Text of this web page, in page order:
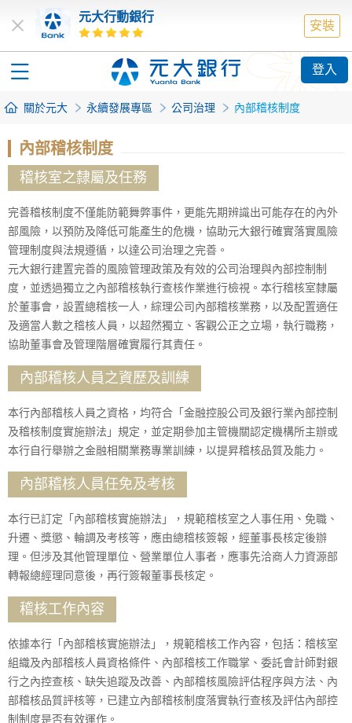
元大行動銀行
安裝
登入
關於元大 永續發展專區 公司治理 內部稽核制度
內部稽核制度
稽核室之隸屬及任務
完善稽核制度不僅能防範舞弊事件，更能先期辨識出可能存在的內外
部風險，以預防及降低可能產生的危機，協助元大銀行確實落實風險
管理制度與法規遵循，以達公司治理之完善。
元大銀行建置完善的風險管理政策及有效的公司治理與內部控制制
度，並透過獨立之內部稽核執行查核作業進行檢視。本行稽核室隸屬
於董事會，設置總稽核一人，綜理公司內部稽核業務，以及配置適任
及適當人數之稽核人員，以超然獨立、客觀公正之立場，執行職務，
協助董事會及管理階層確實履行其責任。
內部稽核人員之資歷及訓練
本行內部稽核人員之資格，均符合「金融控股公司及銀行業內部控制
及稽核制度實施辦法」規定，並定期參加主管機關認定機構所主辦或
本行自行舉辦之金融相關業務專業訓練，以提昇稽核品質及能力。
內部稽核人員任免及考核
本行已訂定「內部稽核實施辦法」，規範稽核室之人事任用、免職、
升遷、獎懲、輪調及考核等，應由總稽核簽報，經董事長核定後辦
理。但涉及其他管理單位、營業單位人事者，應事先洽商人力資源部
轉報總經理同意後，再行簽報董事長核定。
稽核工作內容
依據本行「內部稽核實施辦法」，規範稽核工作內容，包括：稽核室
組織及內部稽核人員資格條件、內部稽核工作職掌、委託會計師對銀
行之內控查核、缺失追蹤及改善、內部稽核風險評估程序與方法、內
部稽核品質評核等，已建立內部稽核制度落實執行查核及評估內部控
制制度是否有效運作。